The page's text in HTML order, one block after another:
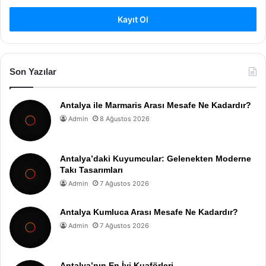
Kayıt Ol
Son Yazılar
Antalya ile Marmaris Arası Mesafe Ne Kadardır?
Admin 8 Ağustos 2026
Antalya’daki Kuyumcular: Gelenekten Moderne
Takı Tasarımları
Admin 7 Ağustos 2026
Antalya Kumluca Arası Mesafe Ne Kadardır?
Admin 7 Ağustos 2026